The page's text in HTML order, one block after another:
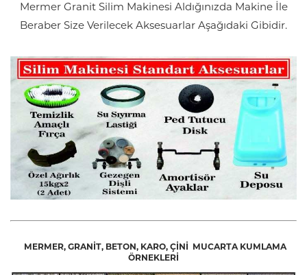
Mermer Granit Silim Makinesi Aldığınızda Makine İle
Beraber Size Verilecek Aksesuarlar Aşağıdaki Gibidir.
MERMER, GRANİT, BETON, KARO, ÇİNİ
MUCARTA KUMLAMA
ÖRNEKLERİ